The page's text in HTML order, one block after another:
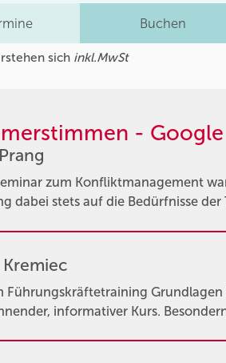
Buchen
sich inkl.MwSt
-
zum Konfliktmanagement
dabei stets auf die Bedürfnisse
Führungskräftetraining
informativer Kurs.